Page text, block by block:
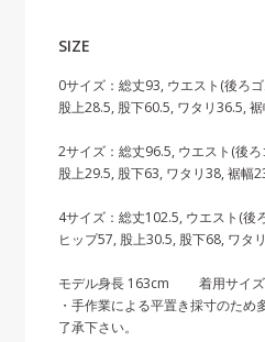
SIZE
0サイズ：総丈93, ウエスト(後ろ
股上28.5, 股下60.5, ワタリ36.5,
2サイズ：総丈96.5, ウエスト(後
股上29.5, 股下63, ワタリ38, 裾幅
4サイズ：総丈102.5, ウエスト(後
ヒップ57, 股上30.5, 股下68, ワタ
モデル身長 163cm 着用サイ
・手作業による平置き採寸のた
了承下さい。